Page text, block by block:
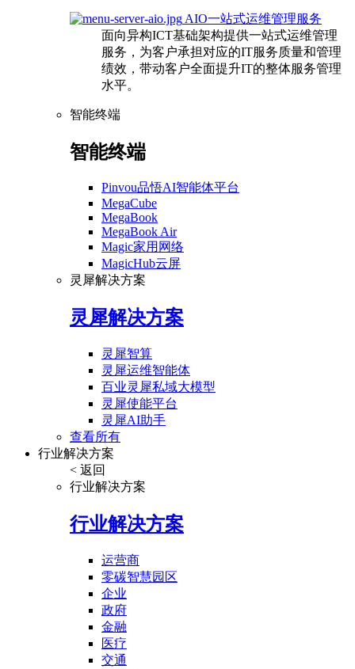
AIO一站式运维管理服务
面向异构ICT基础架构提供一站式运维管理
服务，为客户承担对应的IT服务质量和管理
绩效，带动客户全面提升IT的整体服务管理
水平。
智能终端
智能终端
Pinvou品悟AI智能体平台
MegaCube
MegaBook
MegaBook Air
Magic家用网络
MagicHub云屏
灵犀解决方案
灵犀解决方案
灵犀智算
灵犀运维智能体
百业灵犀私域大模型
灵犀使能平台
灵犀AI助手
查看所有
行业解决方案
< 返回
行业解决方案
行业解决方案
运营商
零碳智慧园区
企业
政府
金融
医疗
交通